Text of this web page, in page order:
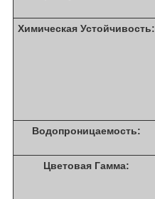
Химическая Устойчивость:
Водопроницаемость:
Цветовая Гамма: